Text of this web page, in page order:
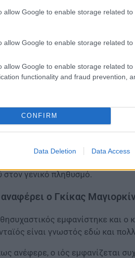
allow Google to enable storage related
allow Google to enable storage related to
allow Google to enable storage related to
functionality and fraud prevention,
CONFIRM
Data Deletion Data Access
τον Έλληνα επιβάτη δεν
περισσότερες
των επαφών
Βασιλακόπουλος
επιστήμονα για την
αυτή θεωρείται
μέτρων.
Ελλάδα, ο χανταϊός
αναφέρονται ένα ή δύο
στον γενικό πληθυσμό.
αναφέρει ο Γκίκας
εμφανίστηκε και ο
είναι γνωστός εδώ και
ανέφερε, ο ιός εμφανίζεται